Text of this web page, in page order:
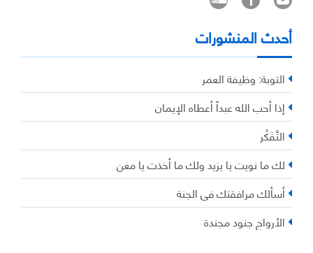
أحدث المنشورات
التوبة: وظيفة العمر
إذا أحب الله عبداً أعطاه الإيمان
التَّفَكُر
لك ما نويت يا يزيد ولك ما أخذت يا معن
أسألك مرافقتك في الجنة
الأرواح جنود مجندة